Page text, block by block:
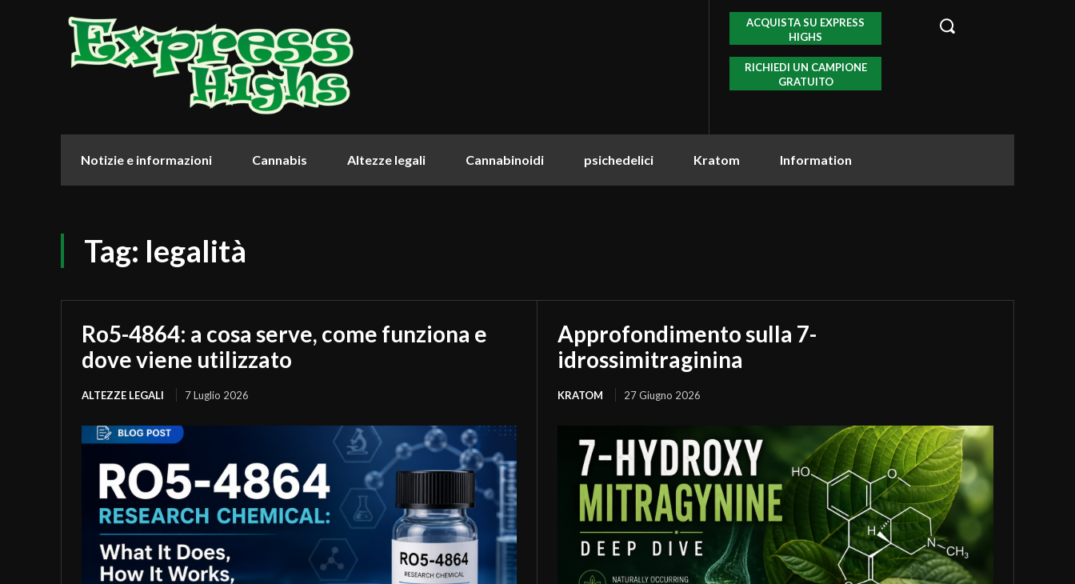
ACQUISTA SU EXPRESS
HIGHS
RICHIEDI UN CAMPIONE
GRATUITO
Notizie e informazioni Cannabis Altezze legali Cannabinoidi psichedelici Kratom Information
Tag: legalità
Ro5-4864: a cosa serve, come funziona e
dove viene utilizzato
ALTEZZE LEGALI 7 Luglio 2026
Approfondimento sulla 7-
idrossimitraginina
KRATOM 27 Giugno 2026